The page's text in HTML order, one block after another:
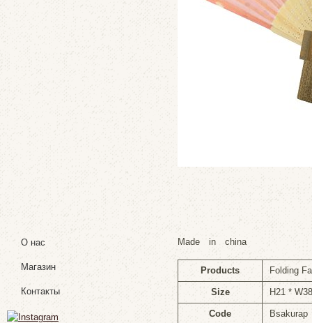
Made in china
Products Folding
Size H21 *
Code Bsakurap
О нас
Магазин
Контакты